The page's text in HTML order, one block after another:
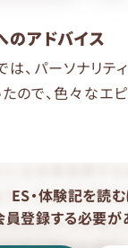
のアドバイス
、パーソナリテ
ので、色々なエ
ES・体験記を読む
員登録する必要が